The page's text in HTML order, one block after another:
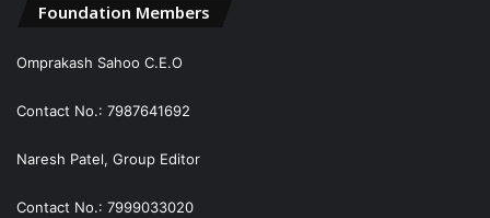
Foundation Members
Omprakash Sahoo C.E.O
Contact No.: 7987641692
Naresh Patel, Group Editor
Contact No.: 7999033020